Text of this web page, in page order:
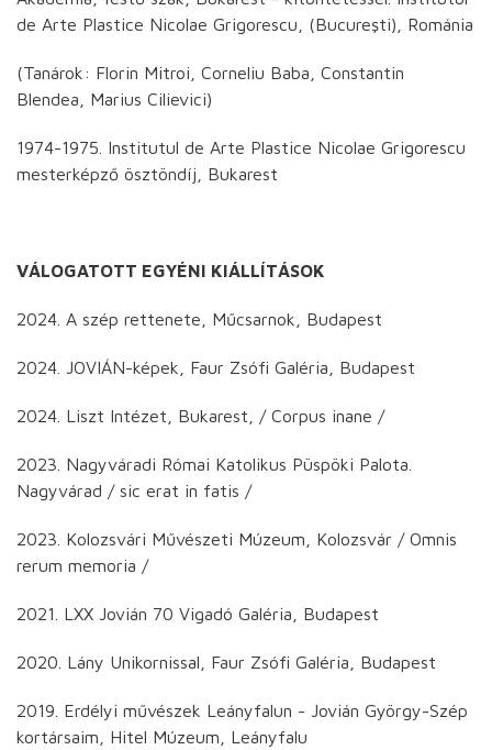
de Arte Plastice Nicolae Grigorescu, (Bucureşti), Románia
(Tanárok: Florin Mitroi, Corneliu Baba, Constantin
Blendea, Marius Cilievici)
1974-1975. Institutul de Arte Plastice Nicolae Grigorescu
mesterképző ösztöndíj, Bukarest
VÁLOGATOTT EGYÉNI KIÁLLÍTÁSOK
2024. A szép rettenete, Műcsarnok, Budapest
2024. JOVIÁN-képek, Faur Zsófi Galéria, Budapest
2024. Liszt Intézet, Bukarest, / Corpus inane /
2023. Nagyváradi Római Katolikus Püspöki Palota.
Nagyvárad / sic erat in fatis /
2023. Kolozsvári Művészeti Múzeum, Kolozsvár / Omnis
rerum memoria /
2021. LXX Jovián 70 Vigadó Galéria, Budapest
2020. Lány Unikornissal, Faur Zsófi Galéria, Budapest
2019. Erdélyi művészek Leányfalun - Jovián György-Szép
kortársaim, Hitel Múzeum, Leányfalu